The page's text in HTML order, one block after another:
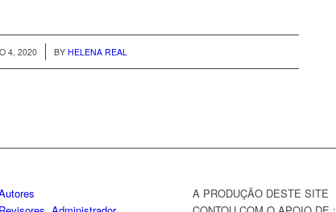
4, 2020 BYHELENA REAL
A PRODUÇÃO DESTE SITE